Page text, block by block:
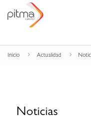
Inicio Actualidad
Noticias